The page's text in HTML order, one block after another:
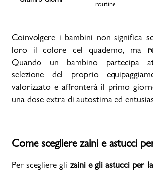
routine
Coinvolgere i bambini non significa
loro il colore del quaderno, ma
Quando un bambino partecipa
selezione del proprio
valorizzato e affronterà il primo
una dose extra di autostima ed
Come scegliere zaini e astucci
Per scegliere gli zaini e gli astucci per